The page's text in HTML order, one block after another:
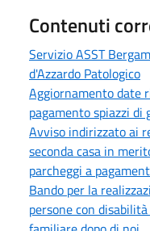
Contenuti
Servizio ASST
d'Azzardo Patologico
Aggiornamento date
pagamento spiazzi
Avviso indirizzato ai
seconda casa in
parcheggi a
Bando per la
persone con